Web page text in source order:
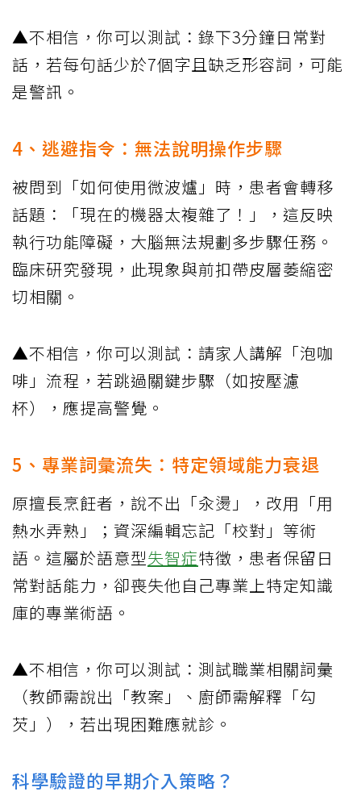
▲不相信，你可以測試：錄下3分鐘日常對
話，若每句話少於7個字且缺乏形容詞，可能
是警訊。
4、逃避指令：無法說明操作步驟
被問到「如何使用微波爐」時，患者會轉移
話題：「現在的機器太複雜了！」，這反映
執行功能障礙，大腦無法規劃多步驟任務。
臨床研究發現，此現象與前扣帶皮層萎縮密
切相關。
▲不相信，你可以測試：請家人講解「泡咖
啡」流程，若跳過關鍵步驟（如按壓濾
杯），應提高警覺。
5、專業詞彙流失：特定領域能力衰退
原擅長烹飪者，說不出「汆燙」，改用「用
熱水弄熟」；資深編輯忘記「校對」等術
語。這屬於語意型失智症特徵，患者保留日
常對話能力，卻喪失他自己專業上特定知識
庫的專業術語。
▲不相信，你可以測試：測試職業相關詞彙
（教師需說出「教案」、廚師需解釋「勾
芡」），若出現困難應就診。
科學驗證的早期介入策略？